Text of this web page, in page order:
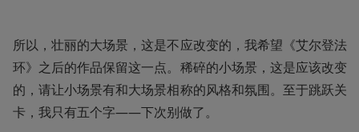
所以，壮丽的大场景，这是不应改变的，我希望《艾尔登法
环》之后的作品保留这一点。稀碎的小场景，这是应该改变
的，请让小场景有和大场景相称的风格和氛围。至于跳跃关
卡，我只有五个字——下次别做了。